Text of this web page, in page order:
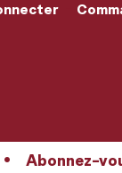
Abonnez-